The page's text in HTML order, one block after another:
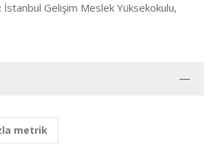
İstanbul Gelişim Meslek Yüksekokulu,
metrik